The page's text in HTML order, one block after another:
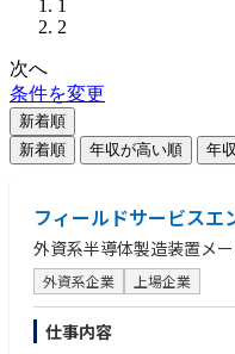
1
2
次へ
条件を変更
新着順
新着順
年収が高い順 年
フィールドサービスエ
外資系半導体製造装置メ
外資系企業 上場企業
仕事内容